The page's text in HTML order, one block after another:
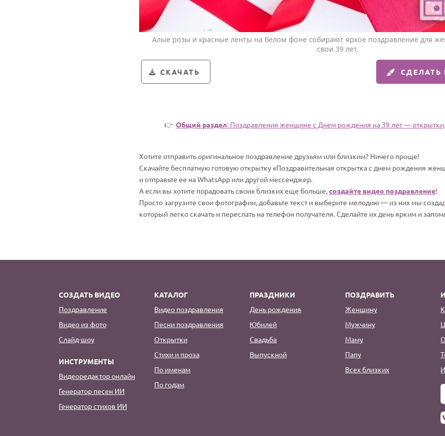
Алые розы и красные ленты на белом фоне собирают яркое поздравление для
свои 39 лет.
СКАЧАТЬ СДЕЛАТЬ
👉 Общий раздел: Поздравления женщине c Днем рождения на 39 лет — открытки,
Хотите отправить оригинальное поздравление друзьям или близким? Ничего проще!
Скачайте бесплатную готовую открытку «Поздравительная открытка с днем рождения
и отправьте ее на WhatsApp или другой мессенджер.
А если вы хотите порадовать своих близких еще больше,создайте видео поздравление!
Просто загрузите свои фотографии, добавьте текст и выберите мелодию — из них мы
который легко скачать и переслать на телефон получателя. Сделайте их день ярким и
СОЗДАТЬ ВИДЕО
Поздравление
Видео из фото
Слайд-шоу
ИНСТРУМЕНТЫ
Видеоредактор онлайн
Генератор песен ИИ
Генератор стихов ИИ
КАТАЛОГ
Видео поздравления
Песни поздравления
Открытки
Стихи и проза
По именам
По годам
ПРАЗДНИКИ
День рождения
Юбилей
Свадьба
Выпускной
ПОЗДРАВИТЬ
Женщину
Мужчину
Маму
Папу
Всех близких